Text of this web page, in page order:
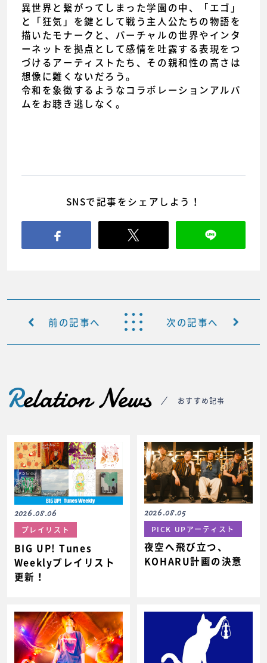
異世界と繋がってしまった学園の中、「エゴ」
と「狂気」を鍵として戦う主人公たちの物語を
描いたモナークと、バーチャルの世界やインタ
ーネットを拠点として感情を吐露する表現をつ
づけるアーティストたち、その親和性の高さは
想像に難くないだろう。
令和を象徴するようなコラボレーションアルバ
ムをお聴き逃しなく。
SNSで記事をシェアしよう！
前の記事へ 次の記事へ
Relation News おすすめ記事
2026.08.06
プレイリスト
BIG UP! Tunes
Weeklyプレイリスト
更新！
2026.08.05
PICK UPアーティスト
夜空へ飛び立つ、
KOHARU計画の決意